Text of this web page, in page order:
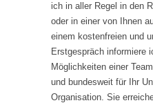
ich in aller Regel in den
oder in einer von Ihnen
einem kostenfreien und
Erstgespräch informiere
Möglichkeiten einer
und bundesweit für Ihr
Organisation. Sie